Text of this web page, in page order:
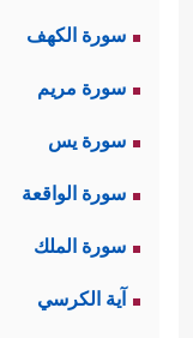
سورة الكهف
سورة مريم
سورة يس
سورة الواقعة
سورة الملك
آية الكرسي